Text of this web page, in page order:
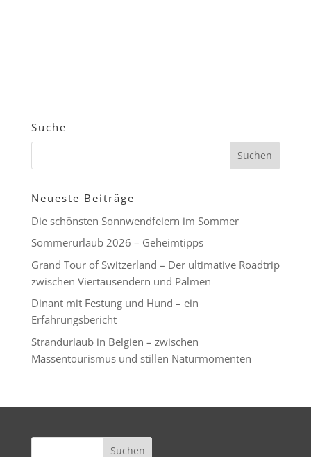
Suche
Neueste Beiträge
Die schönsten Sonnwendfeiern im Sommer
Sommerurlaub 2026 – Geheimtipps
Grand Tour of Switzerland – Der ultimative Roadtrip
zwischen Viertausendern und Palmen
Dinant mit Festung und Hund – ein
Erfahrungsbericht
Strandurlaub in Belgien – zwischen
Massentourismus und stillen Naturmomenten